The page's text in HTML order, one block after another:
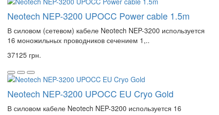
Neotech NEP-3200 UPOCC Power cable 1.5m
В силовом (сетевом) кабеле Neotech NEP-3200 используется
16 моножильных проводников сечением 1,..
37125 грн.
Neotech NEP-3200 UPOCC EU Cryo Gold
В силовом кабеле Neotech NEP-3200 используется 16